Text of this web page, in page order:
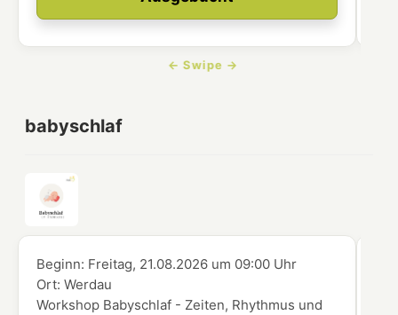
babyschlaf
Beginn: Freitag, 21.08.2026 um 09:00 Uhr
Ort:Werdau
Workshop Babyschlaf - Zeiten, Rhythmus und